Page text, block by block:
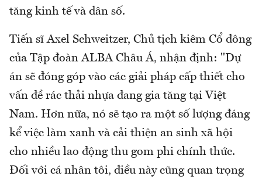
tăng kinh tế và dân số.
Tiến sĩ Axel Schweitzer, Chủ tịch kiêm Cổ đông
của Tập đoàn ALBA Châu Á, nhận định: "Dự
án sẽ đóng góp vào các giải pháp cấp thiết cho
vấn đề rác thải nhựa đang gia tăng tại Việt
Nam. Hơn nữa, nó sẽ tạo ra một số lượng đáng
kể việc làm xanh và cải thiện an sinh xã hội
cho nhiều lao động thu gom phi chính thức.
Đối với cá nhân tôi, điều này cũng quan trọng